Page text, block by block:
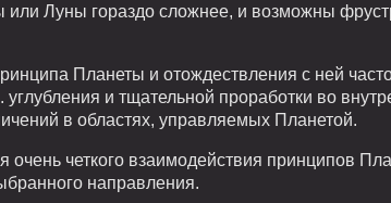
Луны гораздо сложнее, и возможны
Планеты и отождествления с ней
углубления и тщательной проработки во
в областях, управляемых Планетой.
очень четкого взаимодействия принципов
направления.